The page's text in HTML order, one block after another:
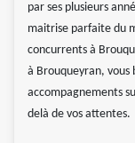
par ses plusieurs
maitrise parfaite du
concurrents à
à Brouqueyran, vous
accompagnements
delà de vos attentes.